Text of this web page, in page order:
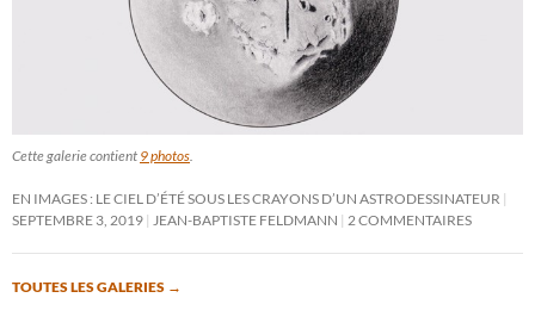
Cette galerie contient 9 photos
EN IMAGES : LE CIEL D’ÉTÉ SOUS LES CRAYONS D’UN ASTRODESSINATEUR
SEPTEMBRE 3, 2019
JEAN-BAPTISTE FELDMANN 2 COMMENTAIRES
TOUTES LES GALERIES →